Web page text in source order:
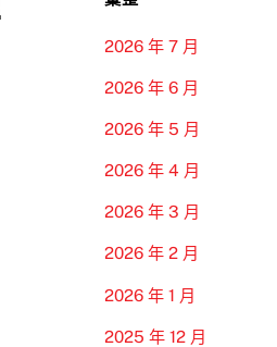
2026 年 7 月
2026 年 6 月
2026 年 5 月
2026 年 4 月
2026 年 3 月
2026 年 2 月
2026 年 1 月
2025 年 12 月